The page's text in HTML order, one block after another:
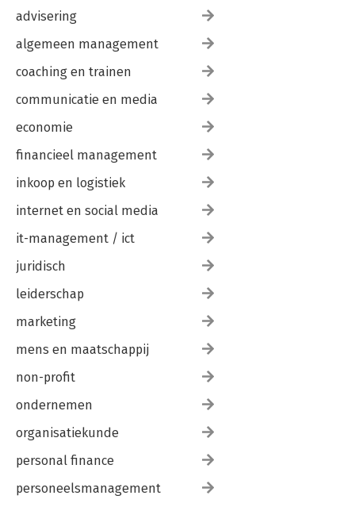
advisering
algemeen management
coaching en trainen
communicatie en media
economie
financieel management
inkoop en logistiek
internet en social media
it-management / ict
juridisch
leiderschap
marketing
mens en maatschappij
non-profit
ondernemen
organisatiekunde
personal finance
personeelsmanagement